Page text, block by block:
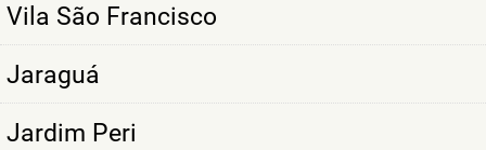
Vila São Francisco
Jaraguá
Jardim Peri